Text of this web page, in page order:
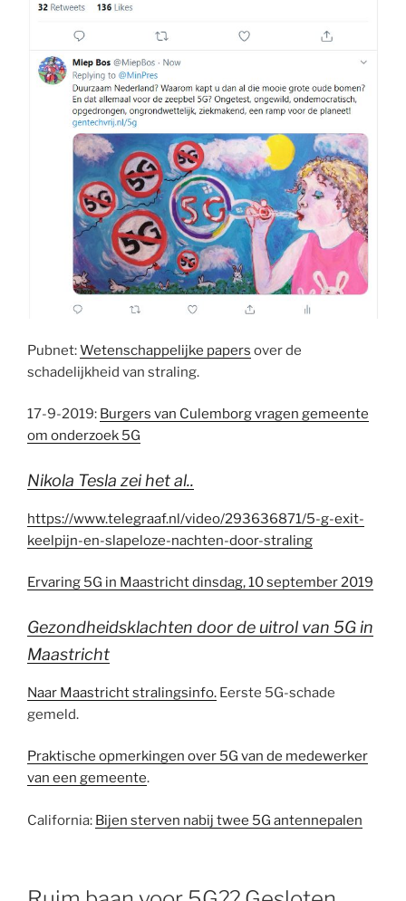
Pubnet:Wetenschappelijke papers over de
schadelijkheid van straling.
17-9-2019: Burgers van Culemborg vragen gemeente
om onderzoek 5G
Nikola Tesla zei het al..
https://www.telegraaf.nl/video/293636871/5-g-exit-
keelpijn-en-slapeloze-nachten-door-straling
Ervaring 5G in Maastricht dinsdag, 10 september 2019
Gezondheidsklachten door de uitrol van 5G in
Maastricht
Naar Maastricht stralingsinfo. Eerste 5G-schade
gemeld.
Praktische opmerkingen over 5G van de medewerker
van een gemeente.
California: Bijen sterven nabij twee 5G antennepalen